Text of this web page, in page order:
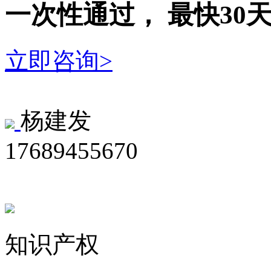
一次性通过， 最快30
立即咨询>
杨建发
17689455670
知识产权